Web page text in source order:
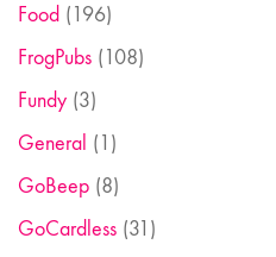
Food (196)
FrogPubs (108)
Fundy (3)
General (1)
GoBeep (8)
GoCardless (31)